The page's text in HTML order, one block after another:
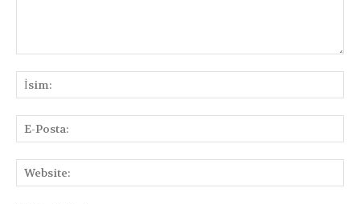
ve
Deneyimlerinizi
Paylaşabilirsiniz